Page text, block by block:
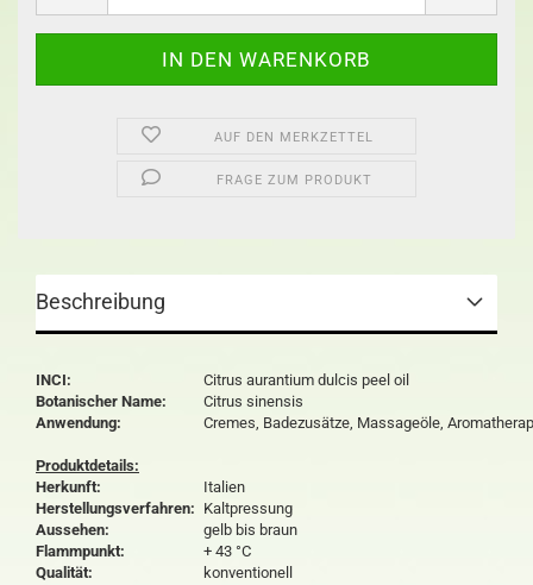
AUF DEN MERKZETTEL
FRAGE ZUM PRODUKT
Beschreibung
INCI:
Citrus aurantium dulcis peel oil
Botanischer Name:
Citrus sinensis
Anwendung:
Cremes, Badezusätze, Massageöle,
Produktdetails:
Herkunft:
Italien
Herstellungsverfahren: Kaltpressung
Aussehen:
gelb bis braun
Flammpunkt:
+ 43 °C
Qualität:
konventionell